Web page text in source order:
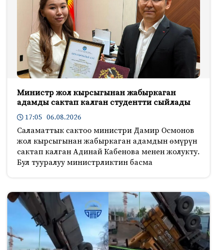
Министр жол кырсыгынан жабыркаган
адамды сактап калган студентти сыйлады
17:05 06.08.2026
Саламаттык сактоо министри Дамир Осмонов
жол кырсыгынан жабыркаган адамдын өмүрүн
сактап калган Адинай Кабенова менен жолукту.
Бул тууралуу министрликтин басма